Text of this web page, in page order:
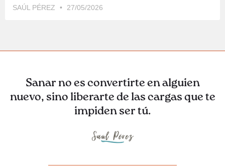
SAÚL PÉREZ 27/05/2026
Sanar no es convertirte en alguien
nuevo, sino liberarte de las cargas que te
impiden ser tú.